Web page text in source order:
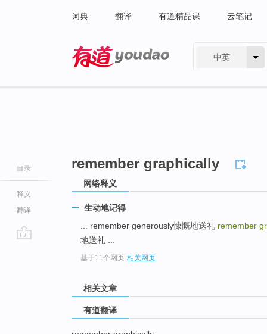
词典 翻译 有道精品课 云笔记
中英
目录
释义
翻译
remember graphically
网络释义
生动地记得
... remember generously慷慨地送礼 remember
地送礼 ...
基于11个网页-相关网页
相关文章
有道翻译